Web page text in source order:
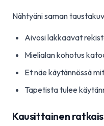
Nähtyäni saman
Aivosi lakkaavat
Mielialan kohotus
Et näe käytännössä
Tapetista tulee
Kausittainen